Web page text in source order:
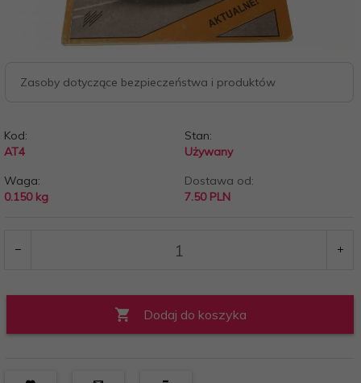
Zasoby dotyczące bezpieczeństwa i produktów
Kod:
AT4
Stan:
Używany
Waga:
0.150 kg
Dostawa od:
7.50 PLN
Dodaj do koszyka